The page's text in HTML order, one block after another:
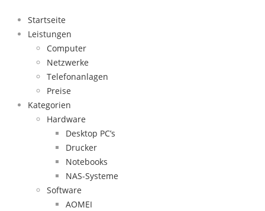
Startseite
Leistungen
Computer
Netzwerke
Telefonanlagen
Preise
Kategorien
Hardware
Desktop PC’s
Drucker
Notebooks
NAS-Systeme
Software
AOMEI